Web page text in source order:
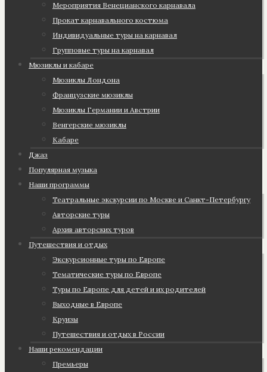
Мероприятия Венецианского карнавала
Прокат карнавального костюма
Индивидуальные туры на карнавал
Групповые туры на карнавал
Мюзиклы и кабаре
Мюзиклы Лондона
Французские мюзиклы
Мюзиклы Германии и Австрии
Венгерские мюзиклы
Кабаре
Джаз
Популярная музыка
Наши программы
Театральные экскурсии по Москве и Санкт-Петербургу
Авторские туры
Архив авторских туров
Путешествия и отдых
Экскурсионные туры по Европе
Тематические туры по Европе
Туры по Европе для детей и их родителей
Выходные в Европе
Круизы
Путешествия и отдых в России
Наши рекомендации
Премьеры